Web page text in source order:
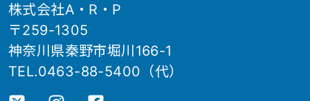
株式会社A・R・P
〒259-1305
神奈川県秦野市堀川166-1
TEL.0463-88-5400（代）